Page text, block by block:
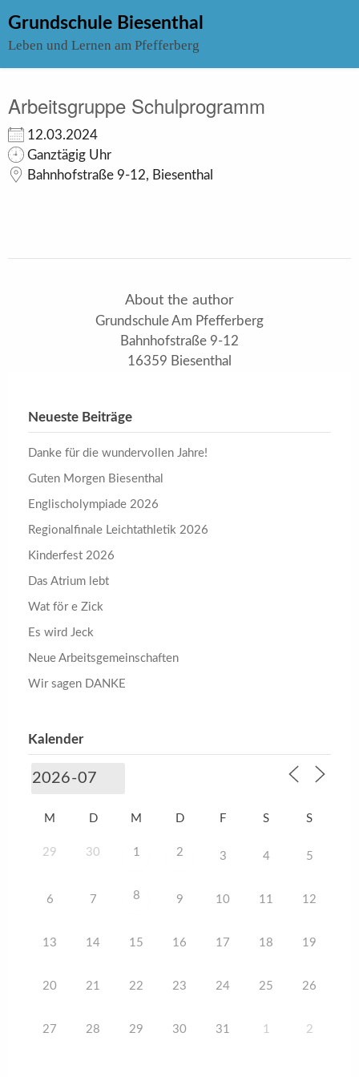
to
content
Grundschule Biesenthal
Leben und Lernen am Pfefferberg
Arbeitsgruppe Schulprogramm
12.03.2024
Ganztägig Uhr
Bahnhofstraße 9-12, Biesenthal
About the author
Grundschule Am Pfefferberg
Bahnhofstraße 9-12
16359 Biesenthal
Neueste Beiträge
Danke für die wundervollen Jahre!
Guten Morgen Biesenthal
Englischolympiade 2026
Regionalfinale Leichtathletik 2026
Kinderfest 2026
Das Atrium lebt
Wat för e Zick
Es wird Jeck
Neue Arbeitsgemeinschaften
Wir sagen DANKE
Kalender
M D M D F S S
29 30 1 2 3 4 5
6 7 8 9 10 11 12
13 14 15 16 17 18 19
20 21 22 23 24 25 26
27 28 29 30 31 1 2